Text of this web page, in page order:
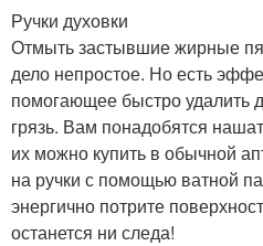
Ручки духовки
Отмыть застывшие жирные
дело непростое. Но есть
помогающее быстро удалить
грязь. Вам понадобятся
их можно купить в обычной
на ручки с помощью ватной
энергично потрите
останется ни следа!